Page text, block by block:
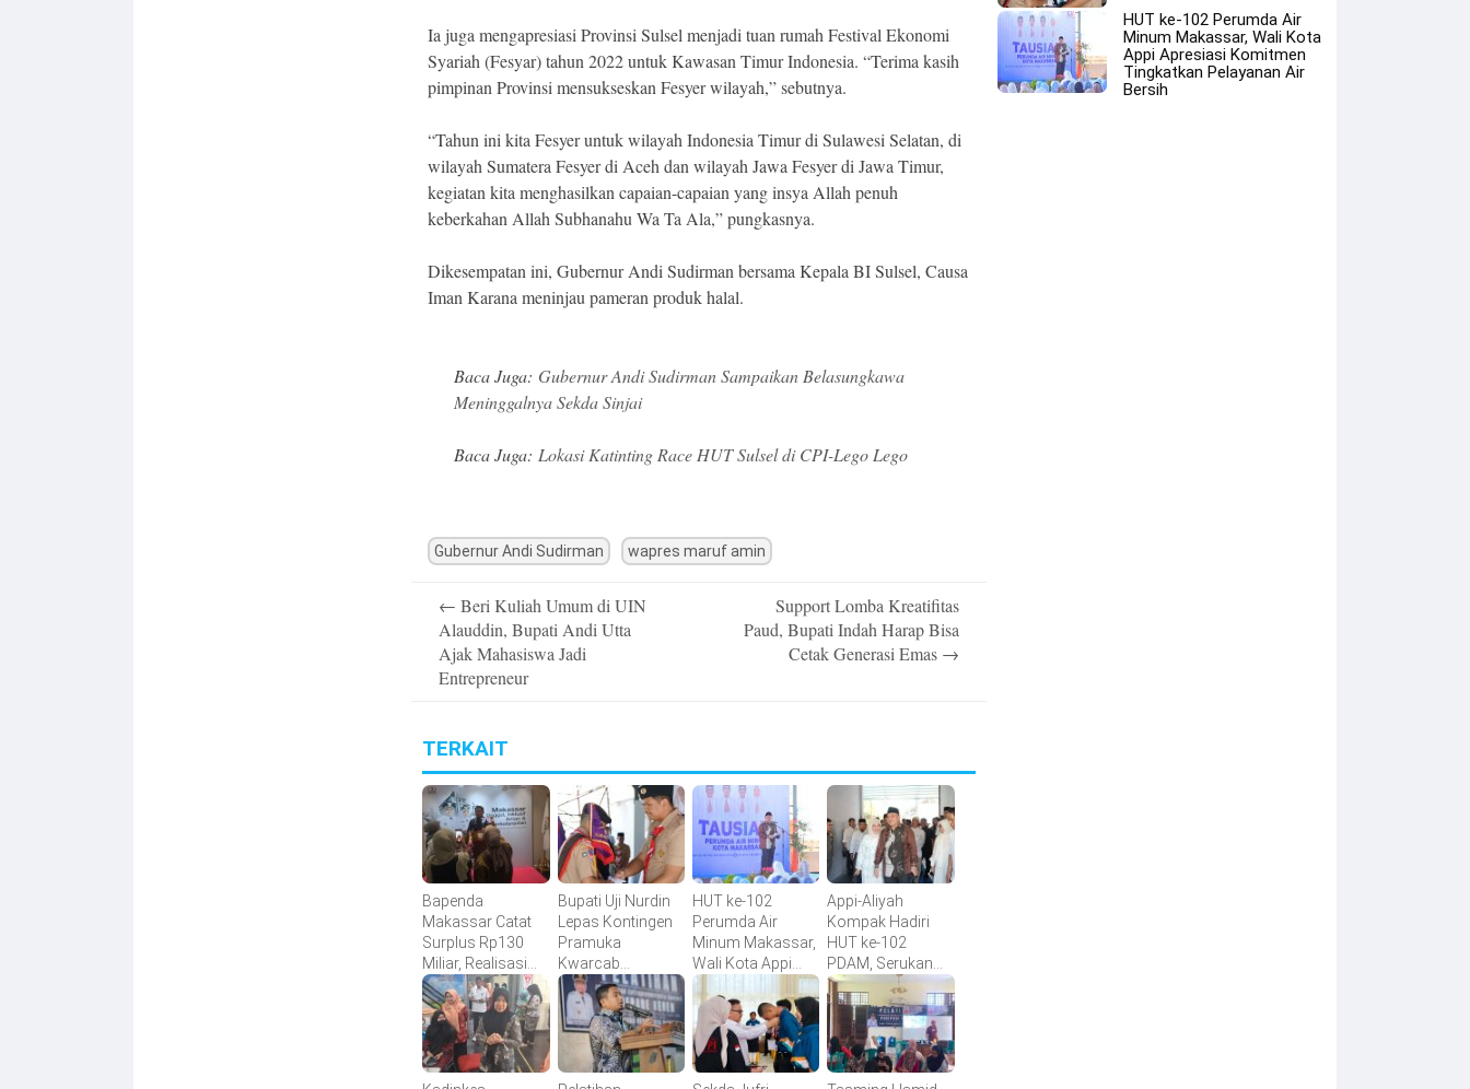
Ia juga mengapresiasi Provinsi Sulsel menjadi tuan rumah Festival Ekonomi
Syariah (Fesyar) tahun 2022 untuk Kawasan Timur Indonesia. “Terima kasih
pimpinan Provinsi mensukseskan Fesyer wilayah,” sebutnya.
“Tahun ini kita Fesyer untuk wilayah Indonesia Timur di Sulawesi Selatan, di
wilayah Sumatera Fesyer di Aceh dan wilayah Jawa Fesyer di Jawa Timur,
kegiatan kita menghasilkan capaian-capaian yang insya Allah penuh
keberkahan Allah Subhanahu Wa Ta Ala,” pungkasnya.
Dikesempatan ini, Gubernur Andi Sudirman bersama Kepala BI Sulsel, Causa
Iman Karana meninjau pameran produk halal.
Baca Juga: Gubernur Andi Sudirman Sampaikan Belasungkawa
Meninggalnya Sekda Sinjai
Baca Juga: Lokasi Katinting Race HUT Sulsel di CPI-Lego Lego
Gubernur Andi Sudirman wapres maruf amin
navigation
← Beri Kuliah Umum di UIN
Alauddin, Bupati Andi Utta
Ajak Mahasiswa Jadi
Entrepreneur
Support Lomba Kreatifitas
Paud, Bupati Indah Harap Bisa
Cetak Generasi Emas →
TERKAIT
Bapenda
Makassar Catat
Surplus Rp130
Miliar, Realisasi
Pendapatan
Tembus 49
Persen
Bupati Uji Nurdin
Lepas Kontingen
Pramuka
Kwarcab
Bantaeng Menuju
Jambore
Nasional XII
Tahun 2026
HUT ke-102
Perumda Air
Minum Makassar,
Wali Kota Appi
Apresiasi
Komitmen
Tingkatkan
Pelayanan Air
Bersih
Appi-Aliyah
Kompak Hadiri
HUT ke-102
PDAM, Serukan
Direksi Perkuat
Pelayanan Air
Bersih
HUT ke-102 Perumda Air
Minum Makassar, Wali Kota
Appi Apresiasi Komitmen
Tingkatkan Pelayanan Air
Bersih